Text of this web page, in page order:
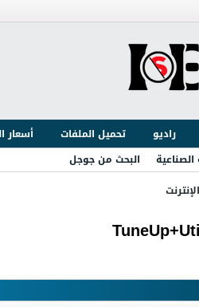
راديو تحميل الملفات أسعار
البحث من جوجل